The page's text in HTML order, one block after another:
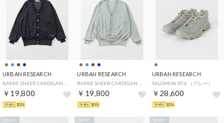
URBAN RESEARCH
￥19,800
10%
URBAN RESEARCH
￥19,800
10%
URBAN RESEARCH
SALOMON XT-6 （グレー）
￥28,600
10%
NEW NEW NEW